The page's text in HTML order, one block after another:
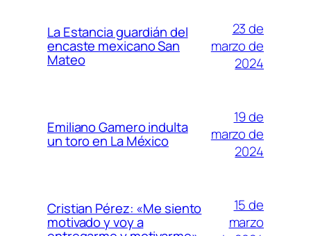
La Estancia guardián del
encaste mexicano San
Mateo
23 de
marzo de
2024
Emiliano Gamero indulta
un toro en La México
19 de
marzo de
2024
Cristian Pérez: «Me siento
motivado y voy a
15 de
marzo